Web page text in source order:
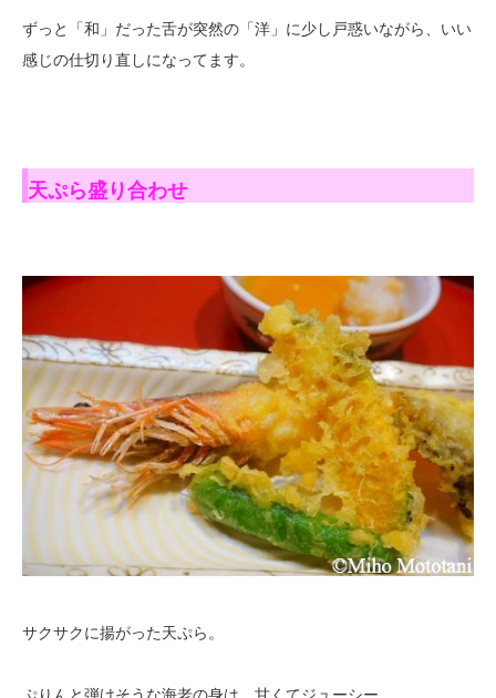
ずっと「和」だった舌が突然の「洋」に少し戸惑いながら、いい
感じの仕切り直しになってます。
天ぷら盛り合わせ
サクサクに揚がった天ぷら。
ぷりんと弾けそうな海老の身は、甘くてジューシー。